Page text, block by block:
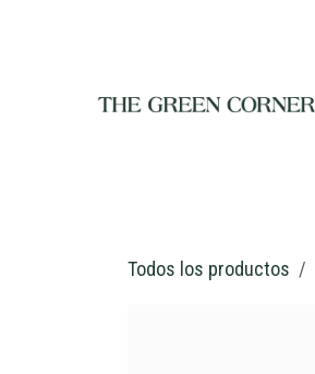
Todos los productos